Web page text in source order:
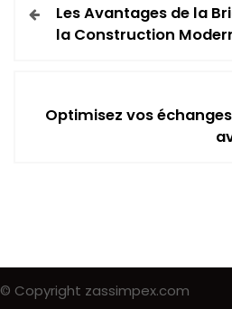
a
i
Les Avantages de la
la Construction
Optimisez vos
© Copyright zassimpex.com